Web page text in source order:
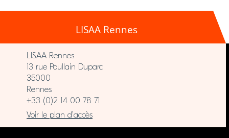
LISAA Rennes
LISAA Rennes
13 rue Poullain Duparc
35000
Rennes
+33 (0)2 14 00 78 71
Voir le plan d’accès